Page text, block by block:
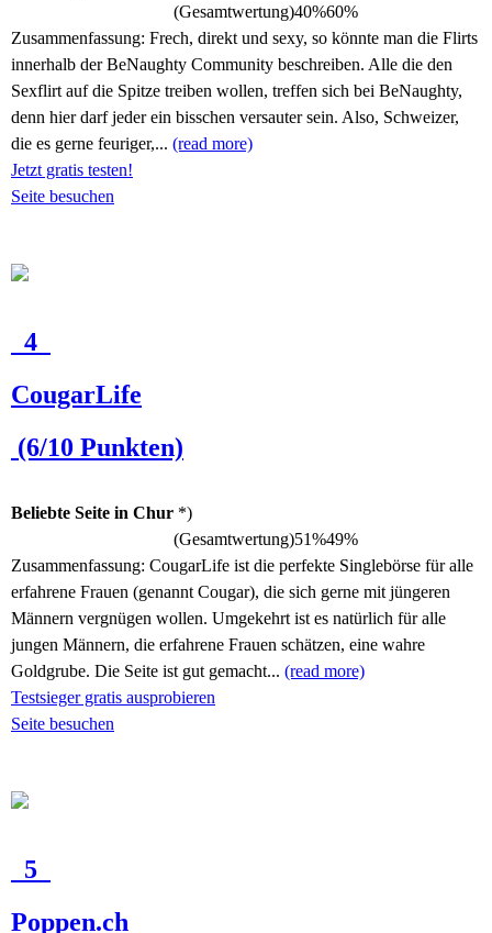
(Gesamtwertung)40%60%
Zusammenfassung: Frech, direkt und sexy, so könnte man die Flirts
innerhalb der BeNaughty Community beschreiben. Alle die den
Sexflirt auf die Spitze treiben wollen, treffen sich bei BeNaughty,
denn hier darf jeder ein bisschen versauter sein. Also, Schweizer,
die es gerne feuriger,... (read more)
Jetzt gratis testen!
Seite besuchen
4
CougarLife
(6/10 Punkten)
Beliebte Seite in Chur *)
(Gesamtwertung)51%49%
Zusammenfassung: CougarLife ist die perfekte Singlebörse für alle
erfahrene Frauen (genannt Cougar), die sich gerne mit jüngeren
Männern vergnügen wollen. Umgekehrt ist es natürlich für alle
jungen Männern, die erfahrene Frauen schätzen, eine wahre
Goldgrube. Die Seite ist gut gemacht... (read more)
Testsieger gratis ausprobieren
Seite besuchen
5
Poppen.ch